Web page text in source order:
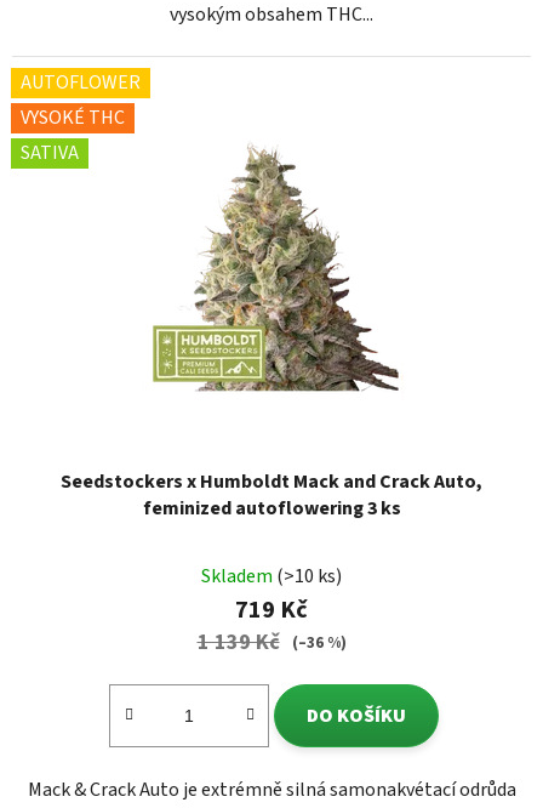
vysokým obsahem THC...
AUTOFLOWER
VYSOKÉ THC
SATIVA
Seedstockers x Humboldt Mack and Crack Auto,
feminized autoflowering 3 ks
Skladem (>10 ks)
719 Kč
1 139 Kč (–36 %)
DO KOŠÍKU
Mack & Crack Auto je extrémně silná samonakvétací odrůda